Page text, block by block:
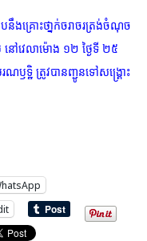
នឹងគ្រោះថា្នក់ចរាចរត្រង់ចំណុច
ៅវេលាម៉ោង ១២ ថ្ងៃទី ២៥
ណឫទិ្ឋ ត្រូវបានញ្ជូនទៅសង្គ្រោះ